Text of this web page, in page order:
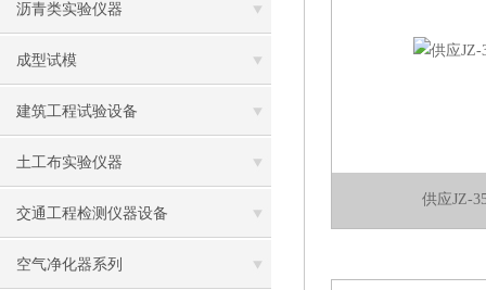
沥青类实验仪器
成型试模
建筑工程试验设备
土工布实验仪器
交通工程检测仪器设备
空气净化器系列
供应JZ-